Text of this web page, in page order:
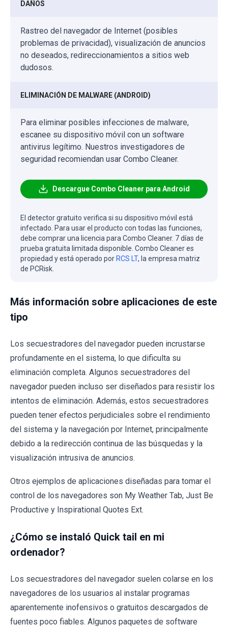
DAÑOS
Rastreo del navegador de Internet (posibles
problemas de privacidad), visualización de anuncios
no deseados, redireccionamientos a sitios web
dudosos.
ELIMINACIÓN DE MALWARE (ANDROID)
Para eliminar posibles infecciones de malware,
escanee su dispositivo móvil con un software
antivirus legítimo. Nuestros investigadores de
seguridad recomiendan usar Combo Cleaner.
Descargue Combo Cleaner para Android
El detector gratuito verifica si su dispositivo móvil está
infectado. Para usar el producto con todas las funciones,
debe comprar una licencia para Combo Cleaner. 7 días de
prueba gratuita limitada disponible. Combo Cleaner es
propiedad y está operado por RCS LT, la empresa matriz
de PCRisk.
Más información sobre aplicaciones de este
tipo
Los secuestradores del navegador pueden incrustarse
profundamente en el sistema, lo que dificulta su
eliminación completa. Algunos secuestradores del
navegador pueden incluso ser diseñados para resistir los
intentos de eliminación. Además, estos secuestradores
pueden tener efectos perjudiciales sobre el rendimiento
del sistema y la navegación por Internet, principalmente
debido a la redirección continua de las búsquedas y la
visualización intrusiva de anuncios.
Otros ejemplos de aplicaciones diseñadas para tomar el
control de los navegadores son My Weather Tab, Just Be
Productive y Inspirational Quotes Ext.
¿Cómo se instaló Quick tail en mi
ordenador?
Los secuestradores del navegador suelen colarse en los
navegadores de los usuarios al instalar programas
aparentemente inofensivos o gratuitos descargados de
fuentes poco fiables. Algunos paquetes de software